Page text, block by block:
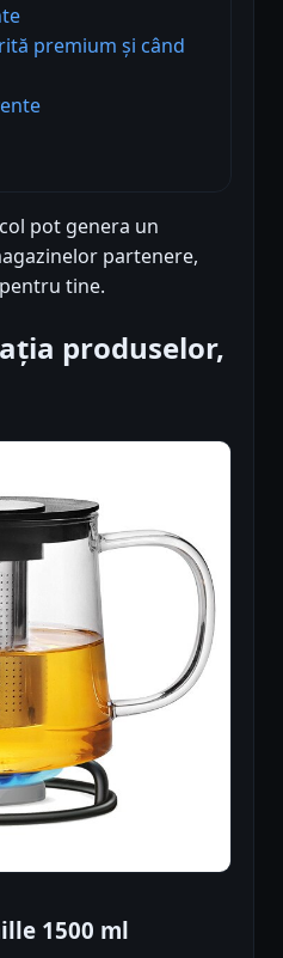
premium și când
pot genera un
partenere,
tine.
produselor,
1500 ml